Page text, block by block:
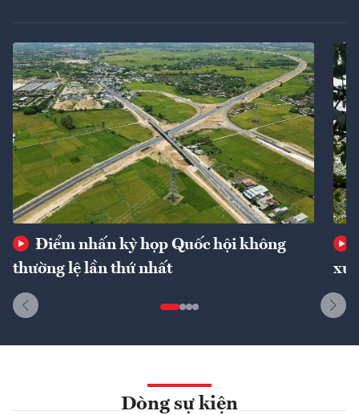
Điểm nhấn kỳ họp Quốc hội không
thường lệ lần thứ nhất
Dòng sự kiện